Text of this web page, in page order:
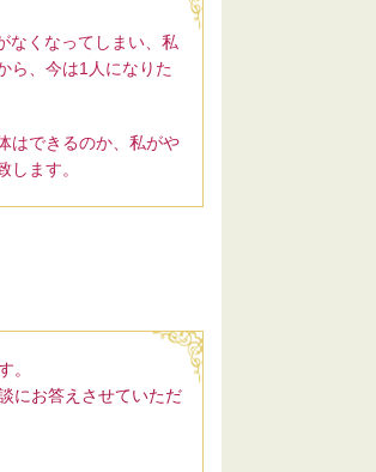
なくなってしまい、私
ら、今は1人になりた
はできるのか、私がや
ます。
。
にお答えさせていただ